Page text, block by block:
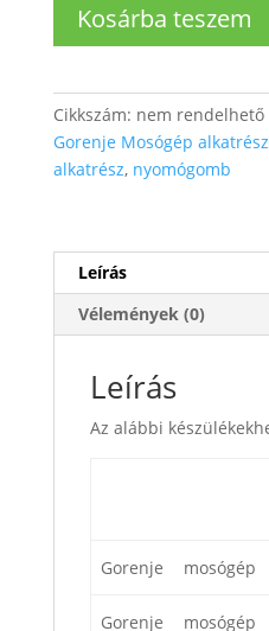
mosógép
mennyiség
Kosárba teszem
Cikkszám: nem rendelhető
Gorenje Mosógép
alkatrész, nyomógomb
Leírás
Vélemények (0)
Leírás
Az alábbi
Gorenje mosógép
Gorenje mosógép